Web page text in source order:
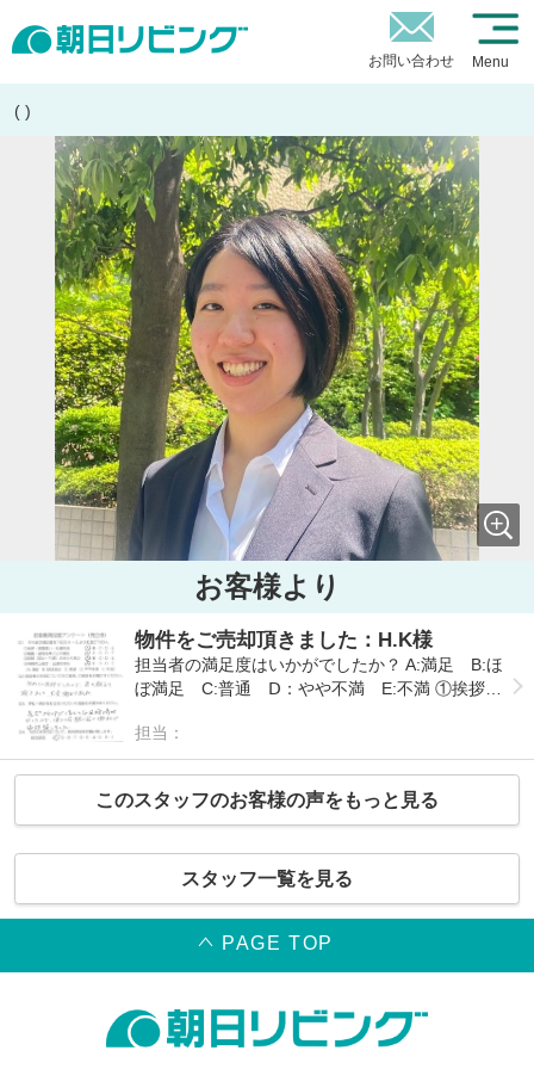
お問い合わせ Menu
( )
お客様より
物件をご売却頂きました：H.K様
担当者の満足度はいかがでしたか？ A:満足 B:ほ
ぼ満足 C:普通 Ⅾ：やや不満 E:不満 ①挨拶・
事の徹底 ： A ③説明（契約～引渡）の分かり
やすさ：A ④時間の正確さ・迅速な対応 : A
担当：
このスタッフのお客様の声をもっと見る
スタッフ一覧を見る
PAGE TOP